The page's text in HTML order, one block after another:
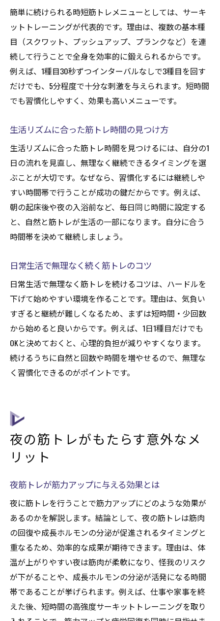
簡単に続けられる時短筋トレメニューとしては、サーキ
ットトレーニングが代表的です。理由は、複数の基本種
目（スクワット、プッシュアップ、プランクなど）を連
続して行うことで全身を効率的に鍛えられるからです。
例えば、1種目30秒ずつインターバルなしで3種目を回す
だけでも、5分程度で十分な刺激を与えられます。短時間
でも習慣化しやすく、効果も高いメニューです。
生活リズムに合った筋トレ時間の見つけ方
生活リズムに合った筋トレ時間を見つけるには、自分の1
日の流れを見直し、無理なく継続できるタイミングを選
ぶことが大切です。なぜなら、習慣化するには継続しや
すい時間帯で行うことが成功の鍵だからです。例えば、
朝の起床後や夜の入浴前など、毎日同じ時間に設定する
と、自然と筋トレが生活の一部になります。自分に合う
時間帯を決めて継続しましょう。
日常生活で無理なく続く筋トレのコツ
日常生活で無理なく筋トレを続けるコツは、ハードルを
下げて始めやすい環境を作ることです。理由は、気負い
すぎると継続が難しくなるため、まずは短時間・少回数
から始めると良いからです。例えば、1日1種目だけでも
OKと決めておくと、心理的負担が減りやすくなります。
続けるうちに自然と回数や時間を増やせるので、無理な
く習慣化できるのがポイントです。
夜の筋トレがもたらす意外なメ
リット
夜筋トレが筋力アップに与える効果とは
夜に筋トレを行うことで筋力アップにどのような効果が
あるのかを解説します。結論として、夜の筋トレは筋肉
の回復や成長ホルモンの分泌が促進されるタイミングと
重なるため、効率的な成果が期待できます。理由は、体
温が上がりやすい夜は筋肉が柔軟になり、怪我のリスク
が下がることや、成長ホルモンの分泌が活発になる時間
帯であることが挙げられます。例えば、仕事や家事を終
えた後、短時間の高強度サーキットトレーニングを取り